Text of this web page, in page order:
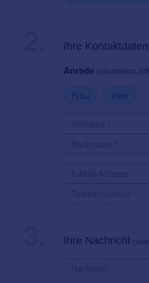
Ihre Kontaktdaten
Anrede (erforderlich,
Frau Herr
Ihre Nachricht